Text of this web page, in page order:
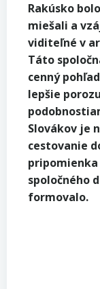
Rakúsko
miešali a
viditeľné v
Táto
cenný
lepšie
Slovákov je
cestovanie
spoločného
formovalo.